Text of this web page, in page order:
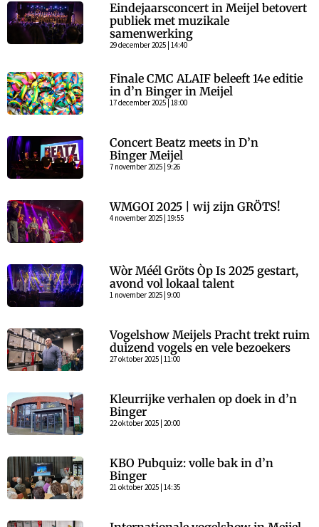
Eindejaarsconcert in Meijel betovert
publiek met muzikale
samenwerking
29 december 2025 | 14:40
Finale CMC ALAIF beleeft 14e editie
in d’n Binger in Meijel
17 december 2025 | 18:00
Concert Beatz meets in D’n
Binger Meijel
7 november 2025 | 9:26
WMGOI 2025 | wij zijn GRÖTS!
4 november 2025 | 19:55
Wòr Méél Gröts Òp Is 2025 gestart,
avond vol lokaal talent
1 november 2025 | 9:00
Vogelshow Meijels Pracht trekt ruim
duizend vogels en vele bezoekers
27 oktober 2025 | 11:00
Kleurrijke verhalen op doek in d’n
Binger
22 oktober 2025 | 20:00
KBO Pubquiz: volle bak in d’n
Binger
21 oktober 2025 | 14:35